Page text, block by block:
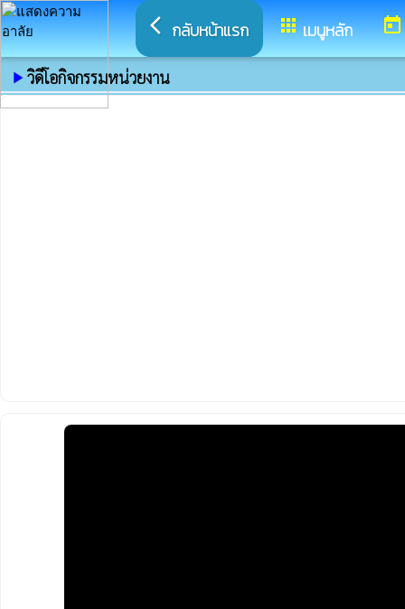
arrow_back_ios กลับหน้าแรก appsเมนูหลัก today
play_arrow วิดีโอกิจกรรมหน่วยงาน